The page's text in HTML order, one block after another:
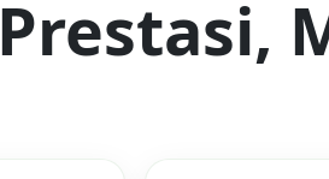
Prestasi,